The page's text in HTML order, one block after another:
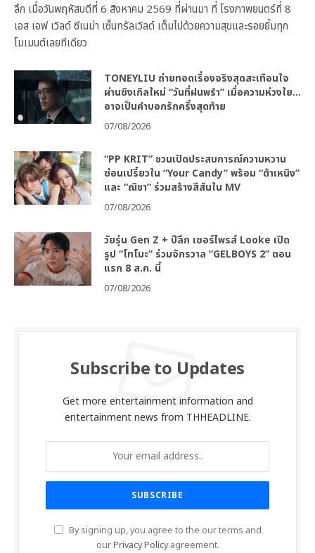
ลึก เมื่อวันพฤหัสบดีที่ 6 สิงหาคม 2569 ที่ผ่านมา ที่ โรงภาพยนตร์ที่ 8
เอส เอฟ เวิลด์ ซีเนม่า เซ็นทรัลเวิลด์ เต็มไปด้วยความสุขและรอยยิ้มทุก
โมเมนต์เลยทีเดียว
TONEYLIU ถ่ายทอดเรื่องจริงสุดสะเทือนใจ
ผ่านซิงเกิลใหม่ “วันที่ฝนพรำ” เมื่อความห่วงใย…
อาจเป็นคำบอกรักครั้งสุดท้าย
07/08/2026
“PP KRIT” ชวนเปิดประสบการณ์ความหวาน
ซ่อนเปรี้ยวใน “Your Candy” พร้อม “ต้าเหนิง”
และ “ณิชา” ร่วมสร้างสีสันใน MV
07/08/2026
วัยรุ่น Gen Z + ปีลึก เซอร์ไพรส์ Looke เปิด
รูป “โทโมะ” ร่วมจักรวาล “GELBOYS 2” ตอน
แรก 8 ส.ค. นี้
07/08/2026
Subscribe to Updates
Get more entertainment information and
entertainment news from THHEADLINE.
By signing up, you agree to the our terms and
ourPrivacy Policyagreement.